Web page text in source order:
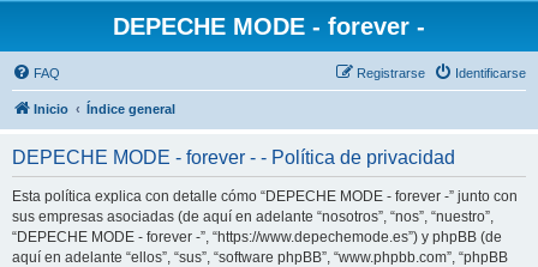
DEPECHE MODE - forever -
FAQ Identificarse
Registrarse
Inicio Índice general
DEPECHE MODE - forever - - Política de privacidad
Esta política explica con detalle cómo “DEPECHE MODE - forever -” junto con
sus empresas asociadas (de aquí en adelante “nosotros”, “nos”, “nuestro”,
“DEPECHE MODE - forever -”, “https://www.depechemode.es”) y phpBB (de
aquí en adelante “ellos”, “sus”, “software phpBB”, “www.phpbb.com”, “phpBB